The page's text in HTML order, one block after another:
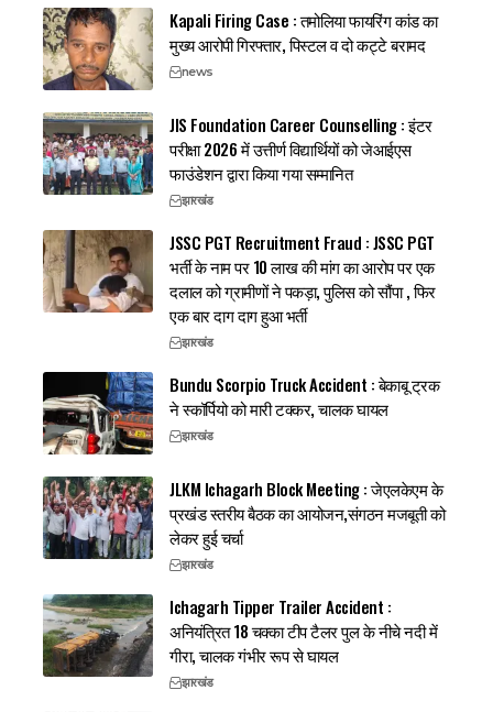
Kapali Firing Case : तमोलिया फायरिंग कांड का
मुख्य आरोपी गिरफ्तार, पिस्टल व दो कट्टे बरामद
news
JIS Foundation Career Counselling : इंटर
परीक्षा 2026 में उत्तीर्ण विद्यार्थियों को जेआईएस
फाउंडेशन द्वारा किया गया सम्मानित
झारखंड
JSSC PGT Recruitment Fraud : JSSC PGT
भर्ती के नाम पर 10 लाख की मांग का आरोप पर एक
दलाल को ग्रामीणों ने पकड़ा, पुलिस को सौंपा , फिर
एक बार दाग दाग हुआ भर्ती
झारखंड
Bundu Scorpio Truck Accident : बेकाबू ट्रक
ने स्कॉर्पियो को मारी टक्कर, चालक घायल
झारखंड
JLKM Ichagarh Block Meeting : जेएलकेएम के
प्रखंड स्तरीय बैठक का आयोजन,संगठन मजबूती को
लेकर हुई चर्चा
झारखंड
Ichagarh Tipper Trailer Accident :
अनियंत्रित 18 चक्का टीप टैलर पुल के नीचे नदी में
गीरा, चालक गंभीर रूप से घायल
झारखंड